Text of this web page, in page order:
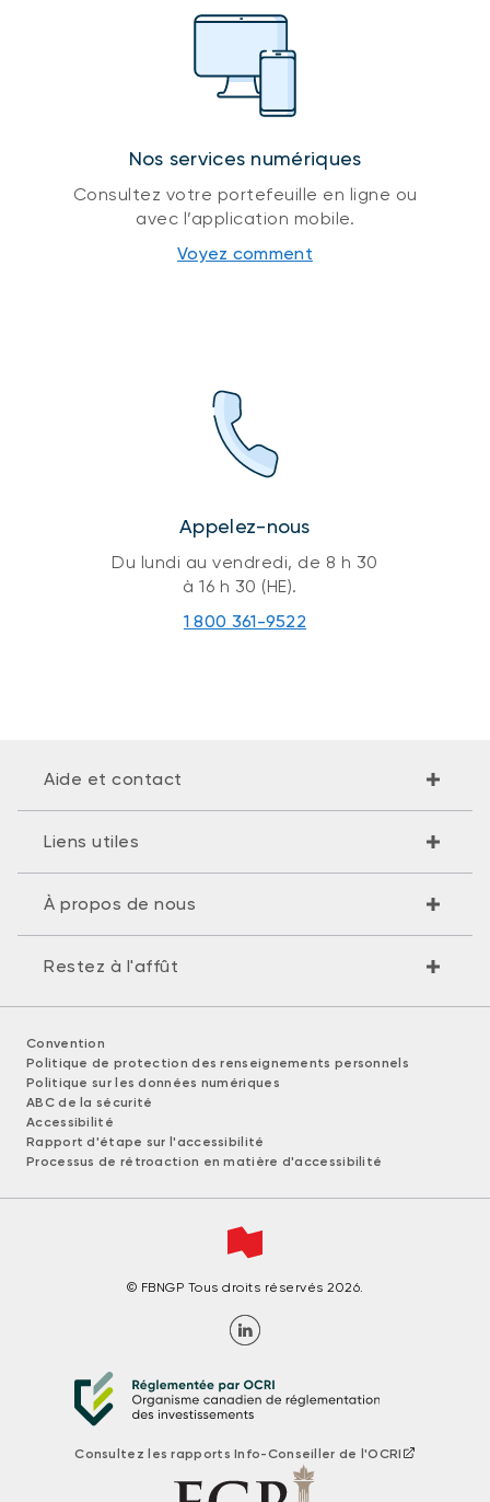
Nos services numériques
Consultez votre portefeuille en ligne ou
avec l’application mobile.
Voyez comment
Appelez-nous
Du lundi au vendredi, de 8 h 30
à 16 h 30 (HE).
1 800 361-9522
Aide et contact
Liens utiles
À propos de nous
Restez à l'affût
Convention
Politique de protection des renseignements personnels
Politique sur les données numériques
ABC de la sécurité
Accessibilité
Rapport d'étape sur l'accessibilité
Processus de rétroaction en matière d'accessibilité
© FBNGP Tous droits réservés 2026.
Consultez les rapports Info-Conseiller de l'OCRI